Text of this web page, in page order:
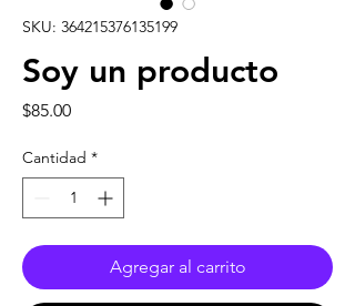
SKU: 364215376135199
Soy un producto
$85.00Precio
Cantidad *
Agregar al carrito